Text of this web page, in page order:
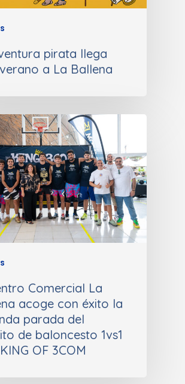
pirata llega
a La Ballena
Comercial La
acoge con éxito la
parada del
de baloncesto 1vs1
OF 3COM